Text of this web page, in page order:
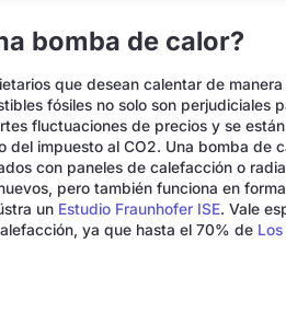
bomba de calor?
que desean calentar de
fósiles no solo son perjudiciales
fluctuaciones de precios y se
del impuesto al CO2. Una bomba de
con paneles de calefacción o
pero también funciona en
un Estudio Fraunhofer ISE. Vale
ya que hasta el 70% de